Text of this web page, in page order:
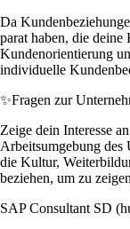
Da
parat haben, die
Kundenorientierung
individuelle
✨Fragen zur
Zeige dein Interesse
Arbeitsumgebung des
die Kultur,
beziehen, um zu
SAP Consultant SD